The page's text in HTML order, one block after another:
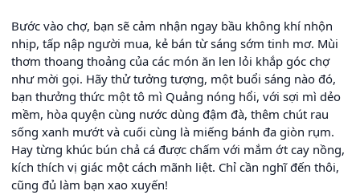
Bước vào chợ, bạn sẽ cảm nhận ngay bầu không khí nhộn
nhịp, tấp nập người mua, kẻ bán từ sáng sớm tinh mơ. Mùi
thơm thoang thoảng của các món ăn len lỏi khắp góc chợ
như mời gọi. Hãy thử tưởng tượng, một buổi sáng nào đó,
bạn thưởng thức một tô mì Quảng nóng hổi, với sợi mì dẻo
mềm, hòa quyện cùng nước dùng đậm đà, thêm chút rau
sống xanh mướt và cuối cùng là miếng bánh đa giòn rụm.
Hay từng khúc bún chả cá được chấm với mắm ớt cay nồng,
kích thích vị giác một cách mãnh liệt. Chỉ cần nghĩ đến thôi,
cũng đủ làm bạn xao xuyến!